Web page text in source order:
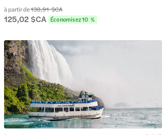
à partir de138,91 $CA
125,02 $CA Économisez 10 %